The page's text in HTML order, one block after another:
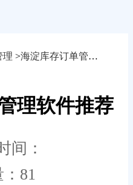
理 >海淀库存订单管理软件推荐
理软件推荐
间：
81